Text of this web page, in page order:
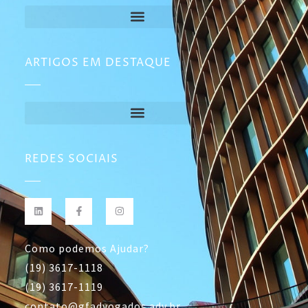
ARTIGOS EM DESTAQUE
REDES SOCIAIS
Como podemos Ajudar?
(19) 3617-1118
(19) 3617-1119